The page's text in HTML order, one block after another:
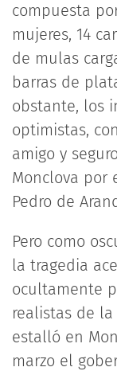
compuesta
mujeres, 14
de mulas
barras de
obstante, los
optimistas,
amigo y
Monclova por
Pedro de
Pero como
la tragedia
ocultamente
realistas de
estalló en
marzo el